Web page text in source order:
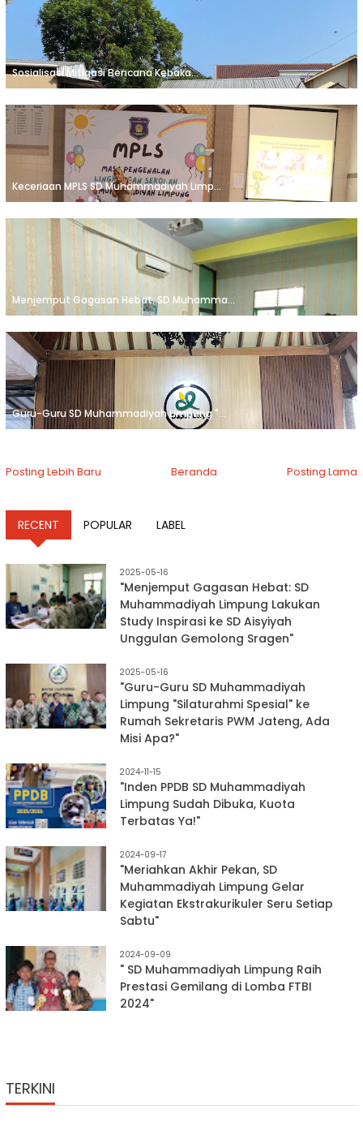
Sosialisasi Mitigasi Bencana Kebaka...
Keceriaan MPLS SD Muhammadiyah Limp...
Menjemput Gagasan Hebat: SD Muhamma...
Guru-Guru SD Muhammadiyah Limpung "...
Posting Lebih Baru Posting Lama
Beranda
RECENT POPULAR LABEL
2025-05-16
"Menjemput Gagasan Hebat: SD
Muhammadiyah Limpung Lakukan
Study Inspirasi ke SD Aisyiyah
Unggulan Gemolong Sragen"
2025-05-16
"Guru-Guru SD Muhammadiyah
Limpung "Silaturahmi Spesial" ke
Rumah Sekretaris PWM Jateng, Ada
Misi Apa?"
2024-11-15
"Inden PPDB SD Muhammadiyah
Limpung Sudah Dibuka, Kuota
Terbatas Ya!"
2024-09-17
"Meriahkan Akhir Pekan, SD
Muhammadiyah Limpung Gelar
Kegiatan Ekstrakurikuler Seru Setiap
Sabtu"
2024-09-09
" SD Muhammadiyah Limpung Raih
Prestasi Gemilang di Lomba FTBI
2024"
TERKINI